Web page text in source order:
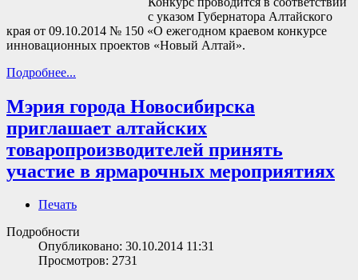
с указом Губернатора Алтайского
края от 09.10.2014 № 150 «О ежегодном краевом конкурсе
инновационных проектов «Новый Алтай».
Подробнее...
Мэрия города Новосибирска
приглашает алтайских
товаропроизводителей принять
участие в ярмарочных мероприятиях
Печать
Подробности
Опубликовано: 30.10.2014 11:31
Просмотров: 2731